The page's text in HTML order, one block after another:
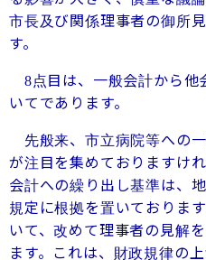
市長及び関係理事者の御所
す。
8点目は、一般会計から
いてであります。
先般来、市立病院等への
が注目を集めておりますけ
会計への繰り出し基準は、
規定に根拠を置いておりま
いて、改めて理事者の見解
ます。これは、財政規律の